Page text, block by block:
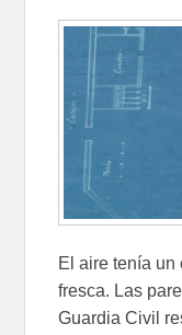
El aire tenía un
fresca. Las
Guardia Civil